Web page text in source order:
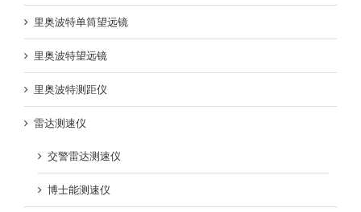
里奥波特单筒望远镜
里奥波特望远镜
里奥波特测距仪
雷达测速仪
交警雷达测速仪
博士能测速仪